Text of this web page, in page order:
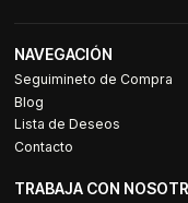
NAVEGACIÓN
Seguimineto de Compra
Blog
Lista de Deseos
Contacto
TRABAJA CON